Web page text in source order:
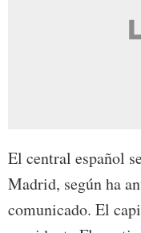
El central español
Madrid, según ha
comunicado. El